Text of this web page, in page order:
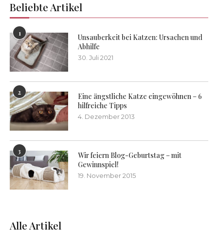
Beliebte Artikel
1
Unsauberkeit bei Katzen: Ursachen und
Abhilfe
30. Juli 2021
2
Eine ängstliche Katze eingewöhnen – 6
hilfreiche Tipps
4. Dezember 2013
3
Wir feiern Blog-Geburtstag – mit
Gewinnspiel!
19. November 2015
Alle Artikel